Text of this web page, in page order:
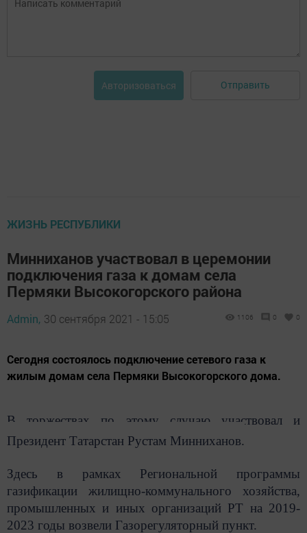
Авторизоваться Отправить
ЖИЗНЬ РЕСПУБЛИКИ
Минниханов участвовал в церемонии
подключения газа к домам села
Пермяки Высокогорского района
Admin, 30 сентября 2021 - 15:05 1106 0 0
Сегодня состоялось подключение сетевого газа к
жилым домам села Пермяки Высокогорского дома.
В торжествах по этому случаю участвовал и
Президент Татарстан Рустам Минниханов.
Здесь в рамках Региональной программы
газификации жилищно-коммунального хозяйства,
промышленных и иных организаций РТ на 2019-
2023 годы возвели Газорегуляторный пункт.